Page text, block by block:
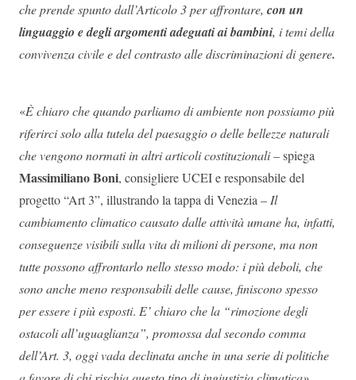
che prende spunto dall’Articolo 3 per affrontare, con un
linguaggio e degli argomenti adeguati ai bambini, i temi della
convivenza civile e del contrasto alle discriminazioni di genere.
«È chiaro che quando parliamo di ambiente non possiamo più
riferirci solo alla tutela del paesaggio o delle bellezze naturali
che vengono normati in altri articoli costituzionali– spiega
Massimiliano Boni, consigliere UCEI e responsabile del
progetto “Art 3”, illustrando la tappa di Venezia –Il
cambiamento climatico causato dalle attività umane ha, infatti,
conseguenze visibili sulla vita di milioni di persone, ma non
tutte possono affrontarlo nello stesso modo: i più deboli, che
sono anche meno responsabili delle cause, finiscono spesso
per essere i più esposti. E’ chiaro che la “rimozione degli
ostacoli all’uguaglianza”, promossa dal secondo comma
dell’Art. 3, oggi vada declinata anche in una serie di politiche